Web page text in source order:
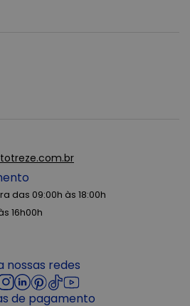
das 09:00h às 18:00h
16h00h
nossas redes
de pagamento